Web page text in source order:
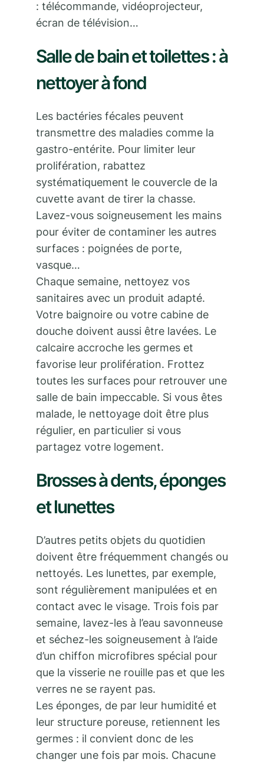
: télécommande, vidéoprojecteur,
écran de télévision…
Salle de bain et toilettes : à
nettoyer à fond
Les bactéries fécales peuvent
transmettre des maladies comme la
gastro-entérite. Pour limiter leur
prolifération, rabattez
systématiquement le couvercle de la
cuvette avant de tirer la chasse.
Lavez-vous soigneusement les mains
pour éviter de contaminer les autres
surfaces : poignées de porte,
vasque…
Chaque semaine, nettoyez vos
sanitaires avec un produit adapté.
Votre baignoire ou votre cabine de
douche doivent aussi être lavées. Le
calcaire accroche les germes et
favorise leur prolifération. Frottez
toutes les surfaces pour retrouver une
salle de bain impeccable. Si vous êtes
malade, le nettoyage doit être plus
régulier, en particulier si vous
partagez votre logement.
Brosses à dents, éponges
et lunettes
D’autres petits objets du quotidien
doivent être fréquemment changés ou
nettoyés. Les lunettes, par exemple,
sont régulièrement manipulées et en
contact avec le visage. Trois fois par
semaine, lavez-les à l’eau savonneuse
et séchez-les soigneusement à l’aide
d’un chiffon microfibres spécial pour
que la visserie ne rouille pas et que les
verres ne se rayent pas.
Les éponges, de par leur humidité et
leur structure poreuse, retiennent les
germes : il convient donc de les
changer une fois par mois. Chacune